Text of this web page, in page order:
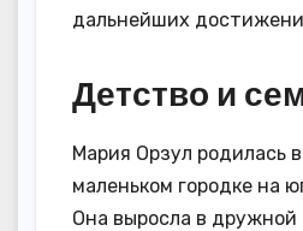
дальнейших
Детство и
Мария Орзул родилась
маленьком городке на
Она выросла в дружной